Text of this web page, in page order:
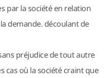
par la société en relation
demande. découlant de
préjudice de tout autre
cas où la société craint que